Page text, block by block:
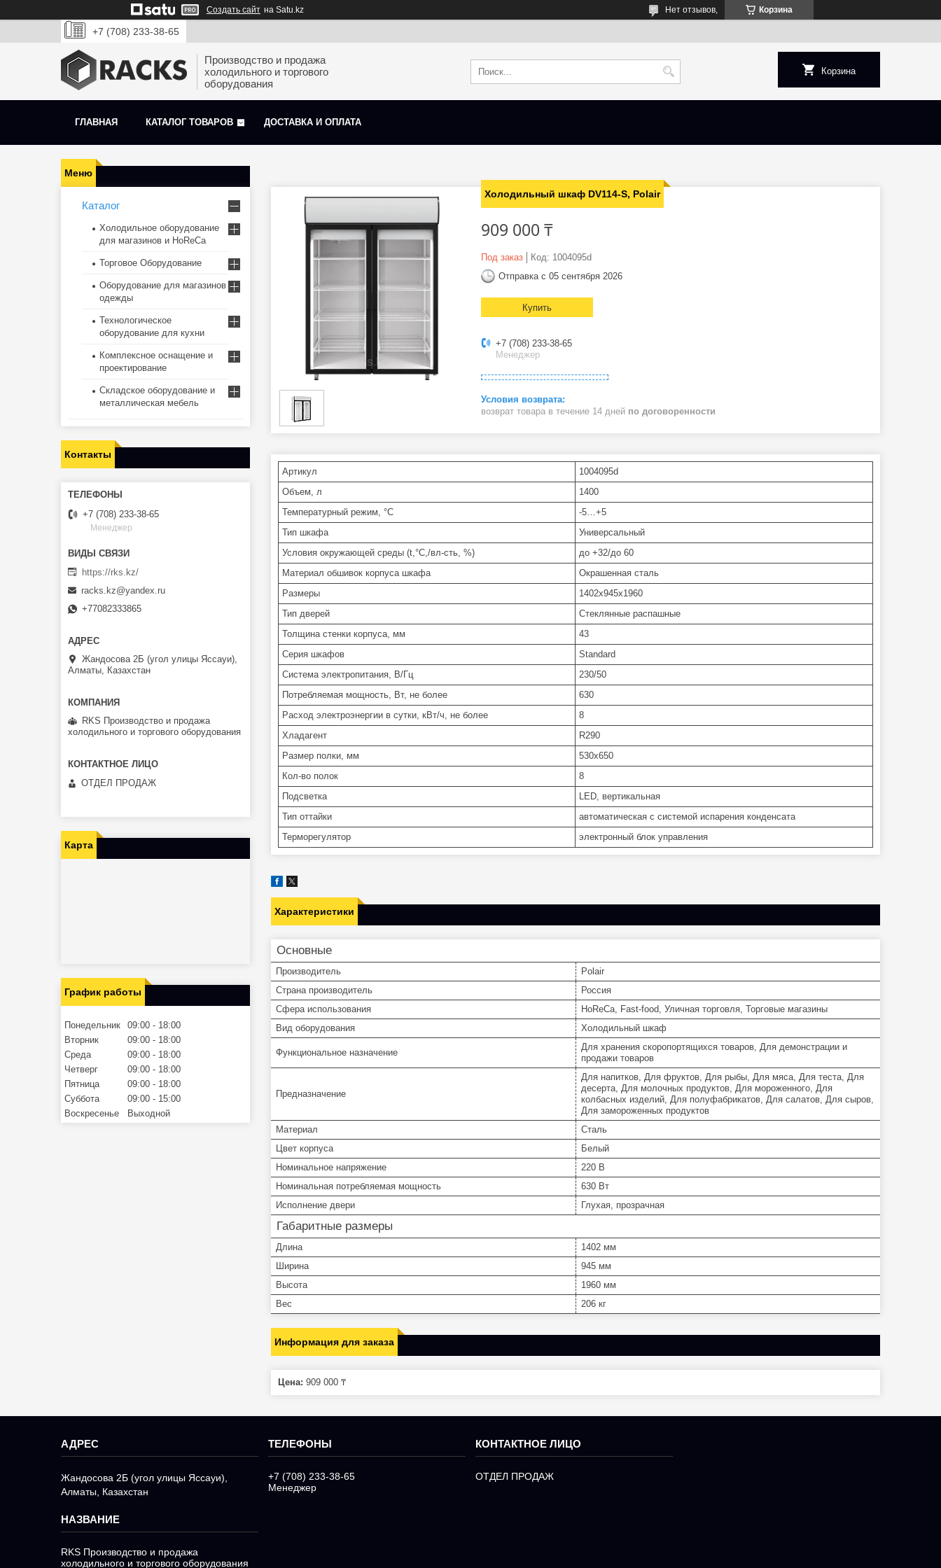
Создать сайт на Satu.kz Корзина
Нет отзывов,
+7 (708) 233-38-65
Производство и продажа
холодильного и торгового
оборудования
Корзина
ГЛАВНАЯ КАТАЛОГ ТОВАРОВ ДОСТАВКА И ОПЛАТА
Холодильный шкаф DV114-S, Polair
909 000 ₸
Под заказ Код: 1004095d
Отправка с 05 сентября 2026
Купить
+7 (708) 233-38-65
Менеджер
возврат товара в течение 14 дней по договоренности
Артикул
1004095d
Объем, л
1400
Температурный режим, °C
-5…+5
Тип шкафа
Универсальный
Условия окружающей среды (t,°C,/вл-сть, %)
до +32/до 60
Материал обшивок корпуса шкафа
Окрашенная сталь
Размеры
1402х945х1960
Тип дверей
Стеклянные распашные
Толщина стенки корпуса, мм
43
Серия шкафов
Standard
Система электропитания, В/Гц
230/50
Потребляемая мощность, Вт, не более
630
Расход электроэнергии в сутки, кВт/ч, не более
8
Хладагент
R290
Размер полки, мм
530x650
Кол-во полок
8
Подсветка
LED, вертикальная
Тип оттайки
автоматическая с системой испарения конденсата
Терморегулятор
электронный блок управления
Характеристики
Основные
Производитель
Polair
Страна производитель
Россия
Сфера использования
HoReCa, Fast-food, Уличная торговля, Торговые магазины
Вид оборудования
Холодильный шкаф
Функциональное назначение
Для хранения скоропортящихся товаров, Для демонстрации и
продажи товаров
Предназначение
Для напитков, Для фруктов, Для рыбы, Для мяса, Для теста, Для
десерта, Для молочных продуктов, Для мороженного, Для
колбасных изделий, Для полуфабрикатов, Для салатов, Для сыров,
Для замороженных продуктов
Материал
Сталь
Цвет корпуса
Белый
Номинальное напряжение
220 В
Номинальная потребляемая мощность
630 Вт
Исполнение двери
Глухая, прозрачная
Габаритные размеры
Длина
1402 мм
Ширина
945 мм
Высота
1960 мм
Вес
206 кг
Информация для заказа
Цена: 909 000 ₸
Каталог
Холодильное оборудование
для магазинов и HoReCa
Торговое Оборудование
Оборудование для магазинов
одежды
Технологическое
оборудование для кухни
Комплексное оснащение и
проектирование
Складское оборудование и
металлическая мебель
Контакты
+7 (708) 233-38-65
Менеджер
https://rks.kz/
racks.kz@yandex.ru
+77082333865
Жандосова 2Б (угол улицы Яссауи),
Алматы, Казахстан
RKS Производство и продажа
холодильного и торгового оборудования
ОТДЕЛ ПРОДАЖ
Карта
График работы
Понедельник 09:00
18:00
Вторник
09:00
18:00
Среда
09:00
18:00
Четверг
09:00
18:00
Пятница
09:00
18:00
Суббота
09:00
15:00
Воскресенье
Выходной
Жандосова 2Б (угол улицы Яссауи),
Алматы, Казахстан
RKS Производство и продажа
холодильного и торгового оборудования
+7 (708) 233-38-65
Менеджер
ОТДЕЛ ПРОДАЖ